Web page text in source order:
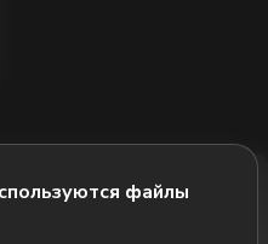
2344₽
файлы